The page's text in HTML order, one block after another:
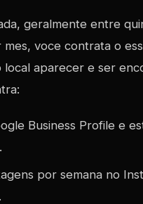
geralmente entre
voce contrata o
local aparecer e ser
Business Profile e
por semana no